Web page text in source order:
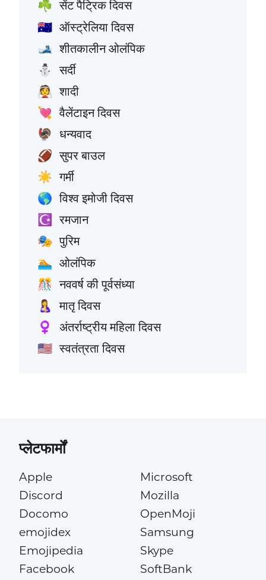
☘️ सेंट पैट्रिक दिवस
🇦🇺 ऑस्ट्रेलिया दिवस
🎿 शीतकालीन ओलंपिक
⛄ सर्दी
👰 शादी
💘 वैलेंटाइन दिवस
🦃 धन्यवाद
🏈 सुपर बाउल
☀️ गर्मी
🌎 विश्व इमोजी दिवस
☪️ रमजान
🎭 पुरिम
🏊 ओलंपिक
🎊 नववर्ष की पूर्वसंध्या
🤱 मातृ दिवस
♀️ अंतर्राष्ट्रीय महिला दिवस
🇺🇸 स्वतंत्रता दिवस
प्लेटफार्मों
Apple
Discord
Docomo
emojidex
Emojipedia
Facebook
Microsoft
Mozilla
OpenMoji
Samsung
Skype
SoftBank